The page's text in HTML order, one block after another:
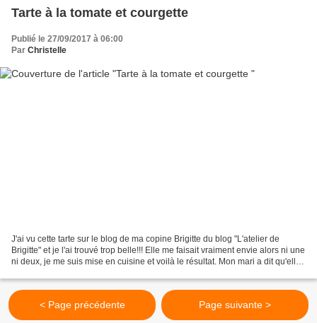
Tarte à la tomate et courgette
Publié le 27/09/2017 à 06:00
Par Christelle
J'ai vu cette tarte sur le blog de ma copine Brigitte du blog "L'atelier de
Brigitte" et je l'ai trouvé trop belle!!! Elle me faisait vraiment envie alors ni une
ni deux, je me suis mise en cuisine et voilà le résultat. Mon mari a dit qu'elle
< Page précédente Page suivante >